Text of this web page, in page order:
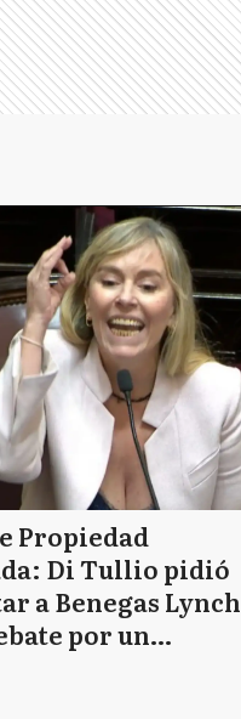
Propiedad
Di Tullio pidió
a Benegas Lynch
por un